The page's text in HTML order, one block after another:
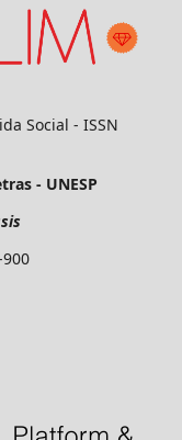
Social - ISSN
- UNESP